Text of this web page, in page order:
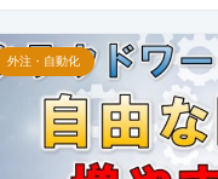
外注・自動化